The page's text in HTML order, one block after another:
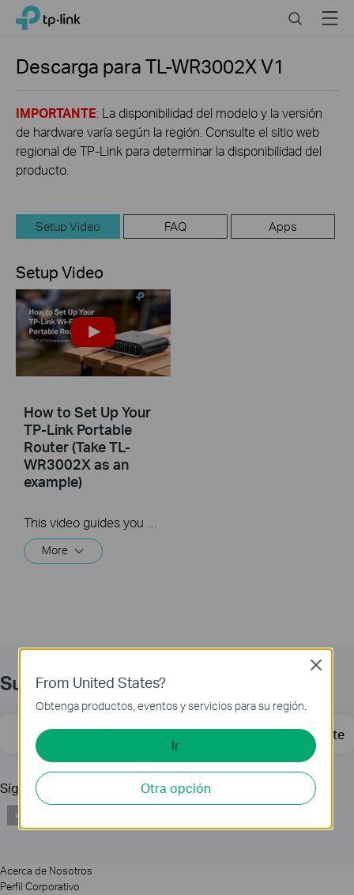
Click
navigation
TP-Link, Reliably Smart SearchMenu
Descarga paraTL-WR3002XV1
IMPORTANTE: La disponibilidad del modelo y la versión
de hardware varía según la región. Consulte el sitio web
regional de TP-Link para determinar la disponibilidad del
producto.
Setup Video FAQ Apps
Setup Video
How to Set Up Your
TP-Link Portable
Router (Take TL-
WR3002X as an
example)
More
Suscripción
Dirección de correo Regístrate
Síguenos
Acerca de Nosotros
Perfil Corporativo
From United States?
Obtenga productos, eventos y servicios para su región.
Ir
Otra opción
Close